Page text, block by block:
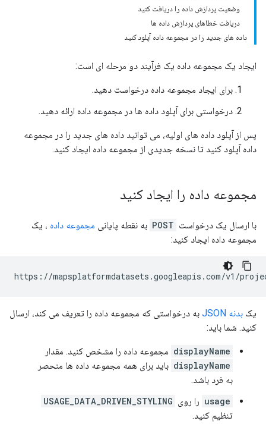
وضعیت پردازش داده را دریافت کنید
دریافت خطاهای پردازش داده ها
داده های جدید را در مجموعه داده آپلود کنید
ایجاد یک مجموعه داده یک فرآیند دو مرحله ای است:
برای ایجاد مجموعه داده درخواست دهید.
درخواستی برای آپلود داده ها در مجموعه داده ارائه دهید.
پس از آپلود داده های اولیه، می توانید داده های جدید را در مجموعه
داده آپلود کنید تا نسخه جدیدی از مجموعه داده ایجاد کنید.
مجموعه داده را ایجاد کنید
با ارسال یک درخواست POST به نقطه پایانی مجموعه داده ، یک
مجموعه داده ایجاد کنید:
https://mapsplatformdatasets.googleapis.com/v1/
یک بدنه JSON
به درخواستی که مجموعه داده را تعریف می کند، ارسال
کنید. شما باید:
displayName مجموعه داده را مشخص کنید. مقدار
displayName باید برای همه مجموعه داده ها منحصر
به فرد باشد.
usage را روی USAGE_DATA_DRIVEN_STYLING
تنظیم کنید.